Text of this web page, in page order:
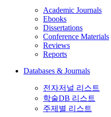
Academic Journals
Ebooks
Dissertations
Conference Materials
Reviews
Reports
Databases & Journals
전자저널 리스트
학술DB 리스트
주제별 리스트